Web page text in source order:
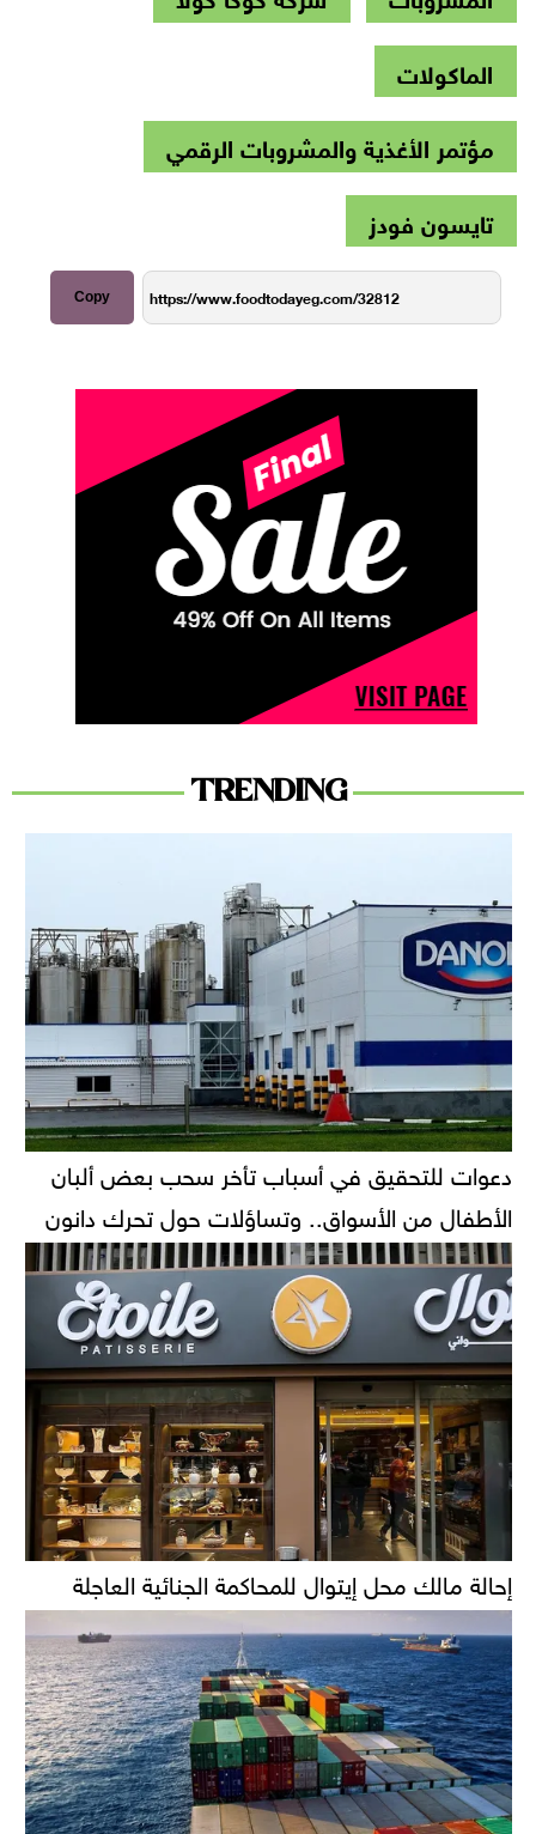
الماكولات
مؤتمر الأغذية والمشروبات الرقمي
تايسون فودز
Copy
TRENDING
دعوات للتحقيق في أسباب تأخر سحب بعض ألبان
الأطفال من الأسواق.. وتساؤلات حول تحرك دانون
إحالة مالك محل إيتوال للمحاكمة الجنائية العاجلة